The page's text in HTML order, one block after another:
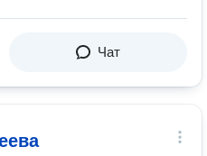
Чат